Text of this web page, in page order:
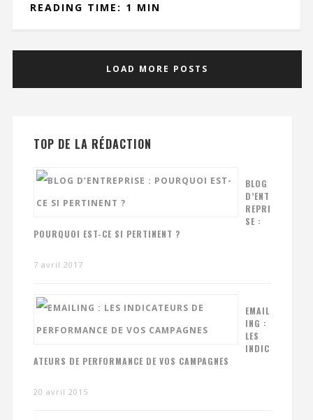
READING TIME: 1 MIN
LOAD MORE POSTS
TOP DE LA RÉDACTION
BLOG
D’ENT
REPRI
SE :
POURQUOI EST-CE SI PERTINENT ?
7 avril 2017
EMAIL
ING :
LES
INDIC
ATEURS DE PERFORMANCE DE VOS CAMPAGNES
20 avril 2015